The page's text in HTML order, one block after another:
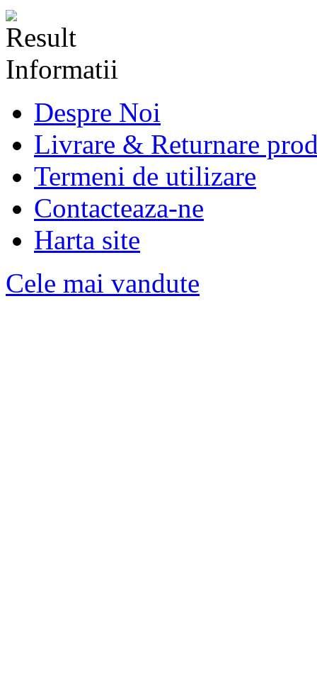
Informatii
Despre Noi
Livrare & Returnare
Termeni de utilizare
Contacteaza-ne
Harta site
Cele mai vandute